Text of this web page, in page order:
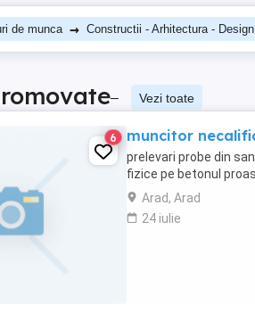
de munca → Constructii - Arhitectura - Design
– Vezi toate
6 muncitor
prelevari probe din
fizice pe betonul
Arad, Arad
24 iulie